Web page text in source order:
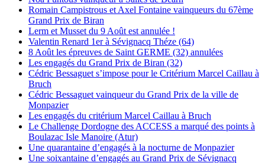
Romain Campistrous et Axel Fontaine vainqueurs du 67ème
Grand Prix de Biran
Lerm et Musset du 9 Août est annulée !
Valentin Renard 1er à Sévignacq Théze (64)
8 Août les épreuves de Saint GERME (32) annulées
Les engagés du Grand Prix de Biran (32)
Cédric Bessaguet s’impose pour le Critérium Marcel Caillau à
Bruch
Cédric Bessaguet vainqueur du Grand Prix de la ville de
Monpazier
Les engagés du critérium Marcel Caillau à Bruch
Le Challenge Dordogne des ACCESS a marqué des points à
Boulazac Isle Manoire (Atur)
Une quarantaine d’engagés à la nocturne de Monpazier
Une soixantaine d’engagés au Grand Prix de Sévignacq